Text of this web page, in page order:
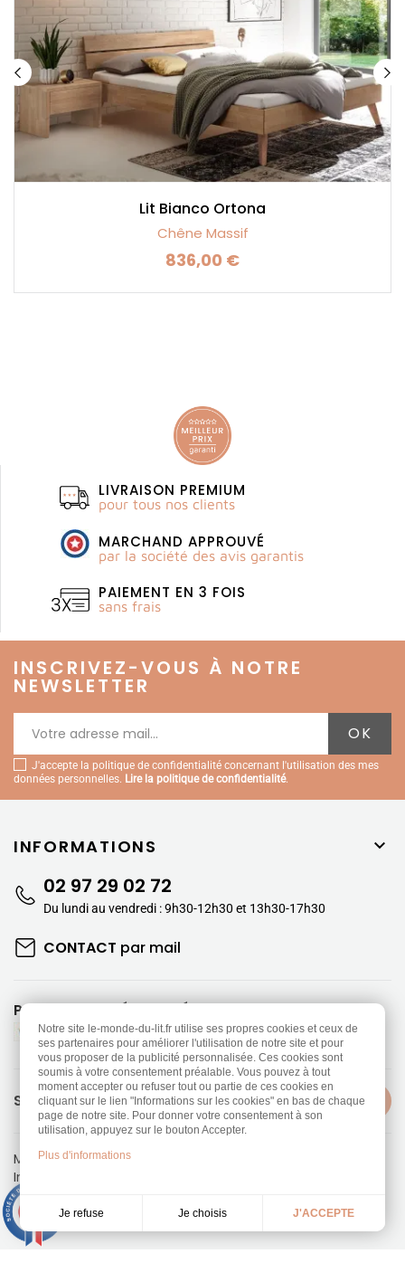
Lit Bianco Ortona
Chêne Massif
Prix
836,00 €
LIVRAISON PREMIUM
pour tous nos clients
MARCHAND APPROUVÉ
par la société des avis garantis
PAIEMENT EN 3 FOIS
sans frais
INSCRIVEZ-VOUS À NOTRE
NEWSLETTER
J'accepte la politique de confidentialité concernant l'utilisation des mes
données personnelles. Lire la politique de confidentialité.
INFORMATIONS 
02 97 29 02 72
Du lundi au vendredi : 9h30-12h30 et 13h30-17h30
CONTACT par mail
PAIEMENTS SÉCURISÉS
SUIVEZ-NOUS
Mentions légales-
Information sur les Cookies
RéalisationDream me up
Notre site le-monde-du-lit.fr utilise ses propres cookies et ceux de
ses partenaires pour améliorer l'utilisation de notre site et pour
vous proposer de la publicité personnalisée. Ces cookies sont
soumis à votre consentement préalable. Vous pouvez à tout
moment accepter ou refuser tout ou partie de ces cookies en
cliquant sur le lien "Informations sur les cookies" en bas de chaque
page de notre site. Pour donner votre consentement à son
utilisation, appuyez sur le bouton Accepter.
Plus d'informations
Je refuse Je choisis J'ACCEPTE